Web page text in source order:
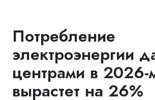
Потребление
электроэнергии
центрами в 2026-
вырастет на 26%